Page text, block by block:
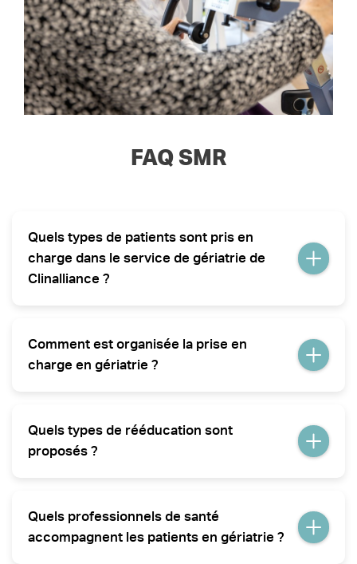
FAQ SMR
Quels types de patients sont pris en
charge dans le service de gériatrie de
Clinalliance ?
multiples, de polypathologies ou encore de troubles
cognitifs et psychosociaux.
Comment est organisée la prise en
charge en gériatrie ?
sous la supervision d’un médecin gériatre, pour
répondre aux besoins spécifiques du patient.
Quels types de rééducation sont
proposés ?
troubles de la marche et de l’équilibre, ainsi que des
soins pour les pathologies invalidantes ou
Quels professionnels de santé
accompagnent les patients en gériatrie ?